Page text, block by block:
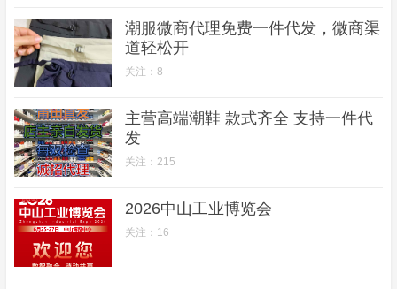
潮服微商代理免费一件代发，微商渠
道轻松开
关注：8
主营高端潮鞋 款式齐全 支持一件代
发
关注：215
2026中山工业博览会
关注：16